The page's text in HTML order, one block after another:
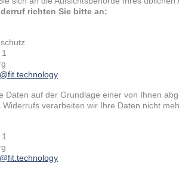
richten Sie bitte an:
Daten auf der Grundlage einer von Ihnen
Widerrufs verarbeiten wir Ihre Daten nicht